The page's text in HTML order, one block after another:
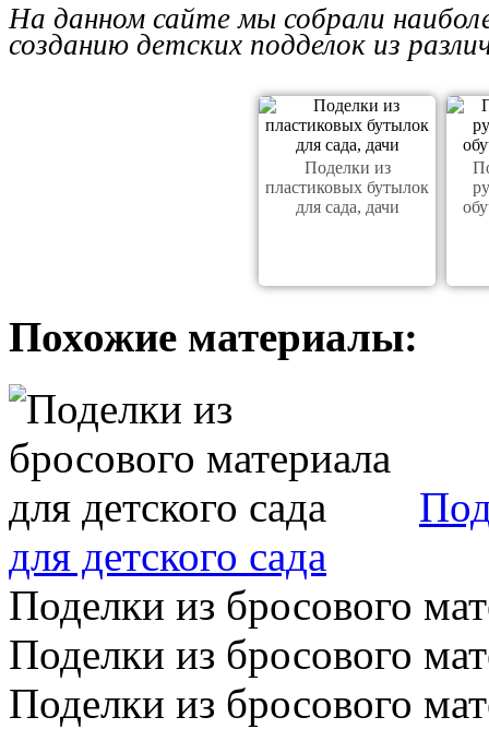
На данном сайте мы собрали
созданию детских подделок из
Поделки из
пластиковых бутылок
для сада, дачи
Похожие материалы:
для детского сада
Поделки из бросового
Поделки из бросового
Поделки из бросового